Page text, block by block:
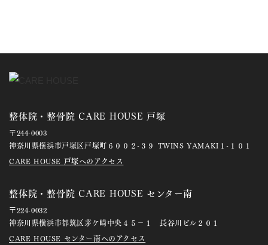
整体院・整骨院 CARE HOUSE 戸塚
〒244-0003
神奈川県横浜市戸塚区戸塚町６００２-３９ TWINS YAMAKI１-１０１
CARE HOUSE 戸塚へのアクセス
整体院・整骨院 CARE HOUSE センター南
〒224-0032
神奈川県横浜市都筑区茅ケ崎中央４５－１ 長谷川ビル２０１
CARE HOUSE センター南へのアクセス